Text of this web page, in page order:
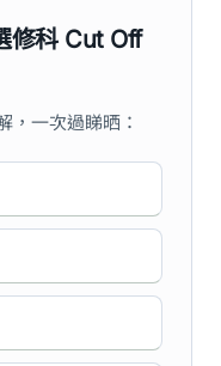
修科 Cut Off
，一次過睇晒：